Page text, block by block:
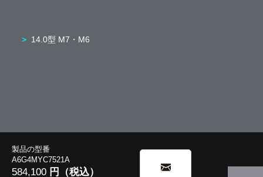
製品の型番
A6G4MYC7521A
584,100 円（税込）
14.0型 M7・M6